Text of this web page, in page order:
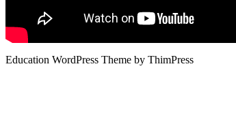
Education WordPress Theme by ThimPress